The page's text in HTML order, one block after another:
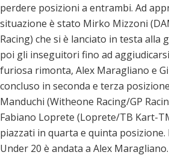
perdere posizioni a entrambi. Ad
situazione è stato Mirko Mizzoni
Racing) che si è lanciato in testa alla
poi gli inseguitori fino ad
furiosa rimonta, Alex Maragliano e
concluso in seconda e terza
Manduchi (Witheone Racing/GP
Fabiano Loprete (Loprete/TB Kart-
piazzati in quarta e quinta
Under 20 è andata a Alex Maragliano.